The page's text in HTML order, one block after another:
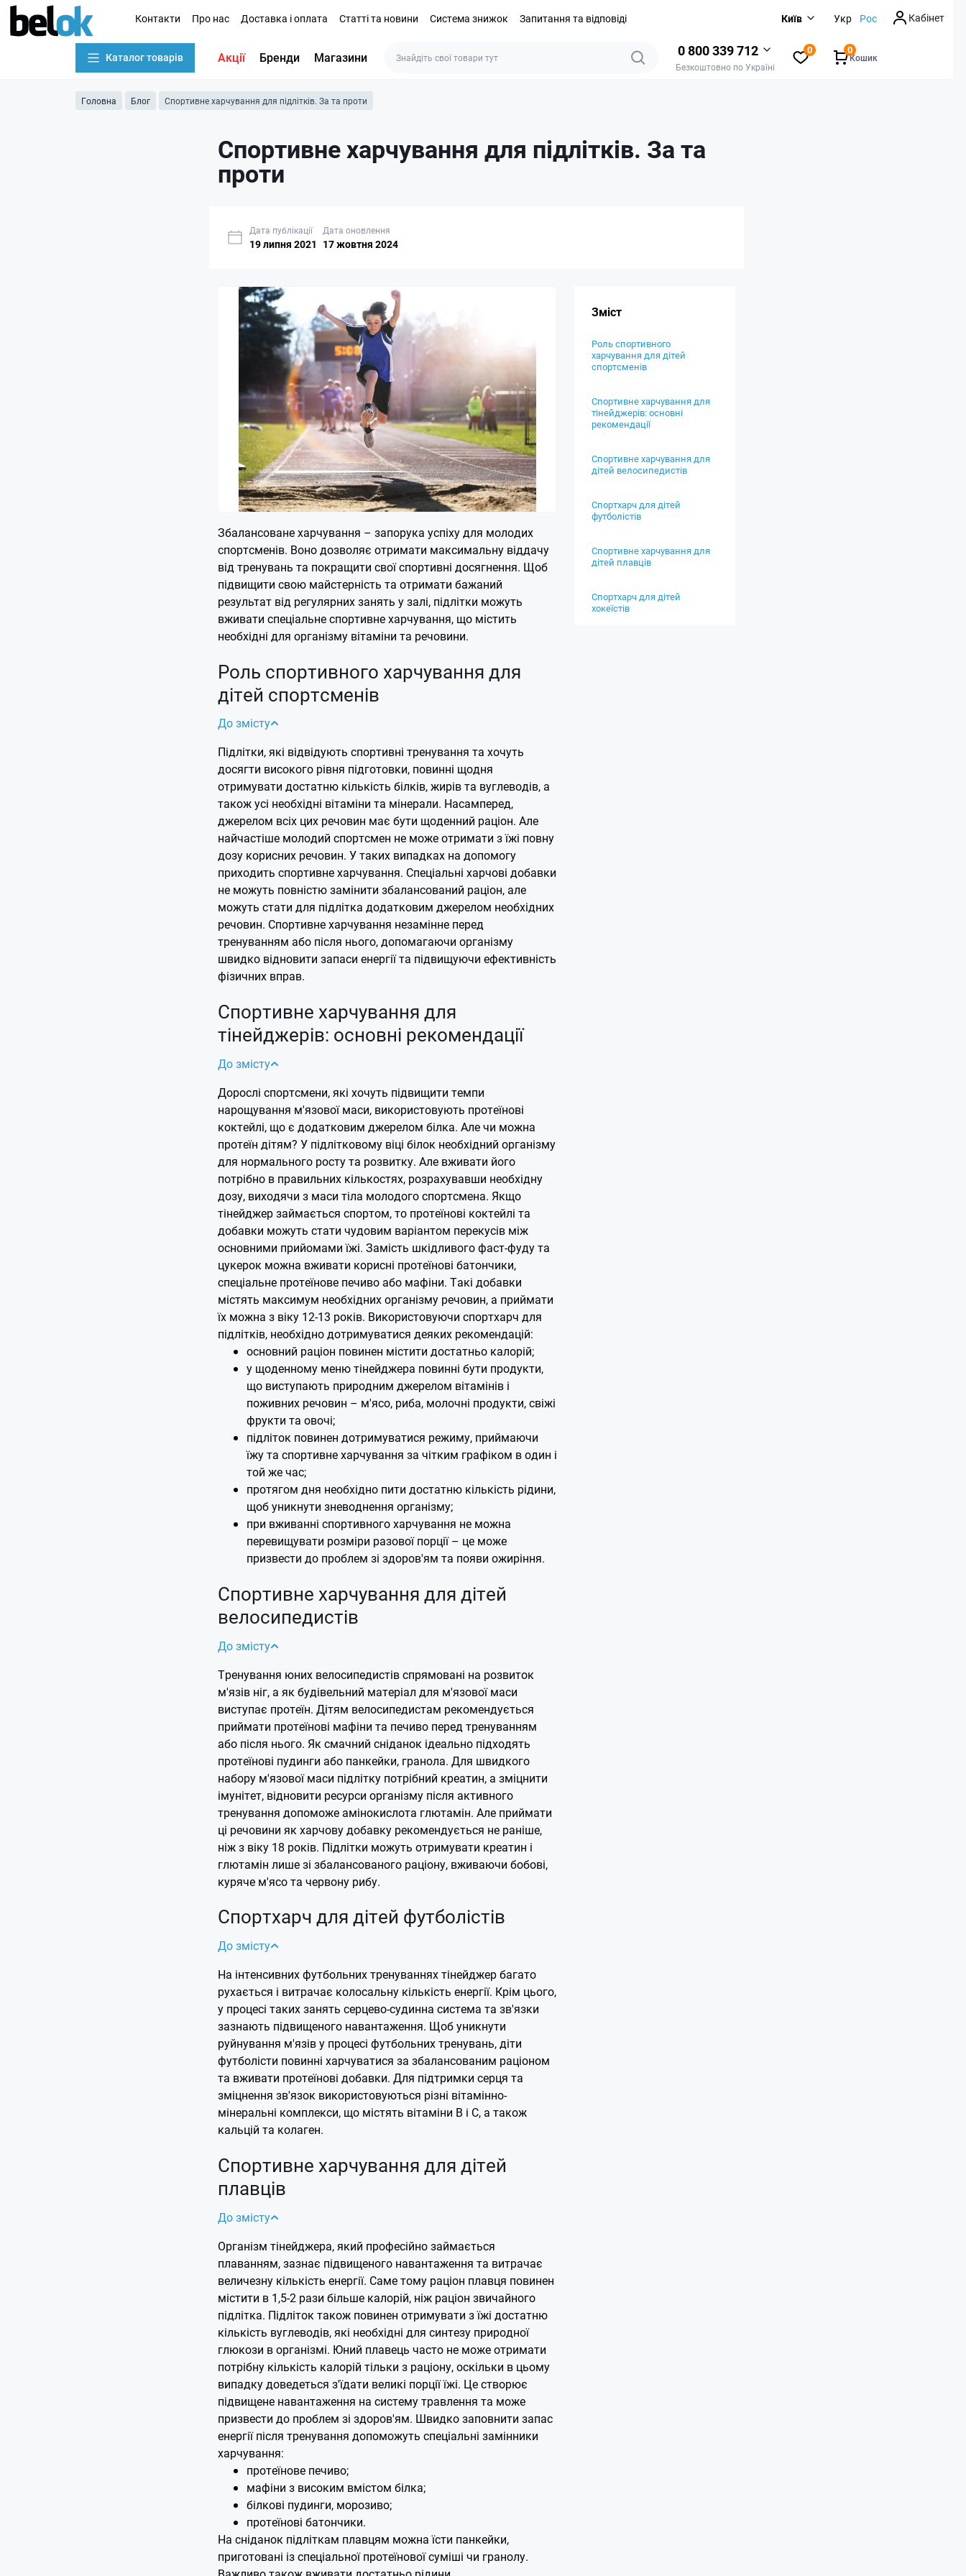
Контакти Про нас Доставка і оплата Статті та новини Система знижок Запитання та відповіді Київ Укр Рос Кабінет
Каталог товарів Акції Бренди Магазини 0 800 339 712
Безкоштовно по Україні
0
Кошик
0
Головна Блог Спортивне харчування для підлітків. За та проти
Спортивне харчування для підлітків. За та
проти
Дата публікації
19 липня 2021
Дата оновлення
17 жовтня 2024
Збалансоване харчування – запорука успіху для молодих
спортсменів. Воно дозволяє отримати максимальну віддачу
від тренувань та покращити свої спортивні досягнення. Щоб
підвищити свою майстерність та отримати бажаний
результат від регулярних занять у залі, підлітки можуть
вживати спеціальне спортивне харчування, що містить
необхідні для організму вітаміни та речовини.
Роль спортивного харчування для
дітей спортсменів
До змісту
Підлітки, які відвідують спортивні тренування та хочуть
досягти високого рівня підготовки, повинні щодня
отримувати достатню кількість білків, жирів та вуглеводів, а
також усі необхідні вітаміни та мінерали. Насамперед,
джерелом всіх цих речовин має бути щоденний раціон. Але
найчастіше молодий спортсмен не може отримати з їжі повну
дозу корисних речовин. У таких випадках на допомогу
приходить спортивне харчування. Спеціальні харчові добавки
не можуть повністю замінити збалансований раціон, але
можуть стати для підлітка додатковим джерелом необхідних
речовин. Спортивне харчування незамінне перед
тренуванням або після нього, допомагаючи організму
швидко відновити запаси енергії та підвищуючи ефективність
фізичних вправ.
Спортивне харчування для
тінейджерів: основні рекомендації
До змісту
Дорослі спортсмени, які хочуть підвищити темпи
нарощування м'язової маси, використовують протеїнові
коктейлі, що є додатковим джерелом білка. Але чи можна
протеїн дітям? У підлітковому віці білок необхідний організму
для нормального росту та розвитку. Але вживати його
потрібно в правильних кількостях, розрахувавши необхідну
дозу, виходячи з маси тіла молодого спортсмена. Якщо
тінейджер займається спортом, то протеїнові коктейлі та
добавки можуть стати чудовим варіантом перекусів між
основними прийомами їжі. Замість шкідливого фаст-фуду та
цукерок можна вживати корисні протеїнові батончики,
спеціальне протеїнове печиво або мафіни. Такі добавки
містять максимум необхідних організму речовин, а приймати
їх можна з віку 12-13 років. Використовуючи спортхарч для
підлітків, необхідно дотримуватися деяких рекомендацій:
основний раціон повинен містити достатньо калорій;
у щоденному меню тінейджера повинні бути продукти,
що виступають природним джерелом вітамінів і
поживних речовин – м'ясо, риба, молочні продукти, свіжі
фрукти та овочі;
підліток повинен дотримуватися режиму, приймаючи
їжу та спортивне харчування за чітким графіком в один і
той же час;
протягом дня необхідно пити достатню кількість рідини,
щоб уникнути зневоднення організму;
при вживанні спортивного харчування не можна
перевищувати розміри разової порції – це може
призвести до проблем зі здоров'ям та появи ожиріння.
Спортивне харчування для дітей
велосипедистів
До змісту
Тренування юних велосипедистів спрямовані на розвиток
м'язів ніг, а як будівельний матеріал для м'язової маси
виступає протеїн. Дітям велосипедистам рекомендується
приймати протеїнові мафіни та печиво перед тренуванням
або після нього. Як смачний сніданок ідеально підходять
протеїнові пудинги або панкейки, гранола. Для швидкого
набору м'язової маси підлітку потрібний креатин, а зміцнити
імунітет, відновити ресурси організму після активного
тренування допоможе амінокислота глютамін. Але приймати
ці речовини як харчову добавку рекомендується не раніше,
ніж з віку 18 років. Підлітки можуть отримувати креатин і
глютамін лише зі збалансованого раціону, вживаючи бобові,
куряче м'ясо та червону рибу.
Спортхарч для дітей футболістів
До змісту
На інтенсивних футбольних тренуваннях тінейджер багато
рухається і витрачає колосальну кількість енергії. Крім цього,
у процесі таких занять серцево-судинна система та зв'язки
зазнають підвищеного навантаження. Щоб уникнути
руйнування м'язів у процесі футбольних тренувань, діти
футболісти повинні харчуватися за збалансованим раціоном
та вживати протеїнові добавки. Для підтримки серця та
зміцнення зв'язок використовуються різні вітамінно-
мінеральні комплекси, що містять вітаміни В і С, а також
кальцій та колаген.
Спортивне харчування для дітей
плавців
До змісту
Організм тінейджера, який професійно займається
плаванням, зазнає підвищеного навантаження та витрачає
величезну кількість енергії. Саме тому раціон плавця повинен
містити в 1,5-2 рази більше калорій, ніж раціон звичайного
підлітка. Підліток також повинен отримувати з їжі достатню
кількість вуглеводів, які необхідні для синтезу природної
глюкози в організмі. Юний плавець часто не може отримати
потрібну кількість калорій тільки з раціону, оскільки в цьому
випадку доведеться з'їдати великі порції їжі. Це створює
підвищене навантаження на систему травлення та може
призвести до проблем зі здоров'ям. Швидко заповнити запас
енергії після тренування допоможуть спеціальні замінники
харчування:
протеїнове печиво;
мафіни з високим вмістом білка;
білкові пудинги, морозиво;
протеїнові батончики.
На сніданок підліткам плавцям можна їсти панкейки,
приготовані із спеціальної протеїнової суміші чи гранолу.
Зміст
Роль спортивного
харчування для дітей
спортсменів
Спортивне харчування для
тінейджерів: основні
рекомендації
Спортивне харчування для
дітей велосипедистів
Спортхарч для дітей
футболістів
Спортивне харчування для
дітей плавців
Спортхарч для дітей
хокеїстів